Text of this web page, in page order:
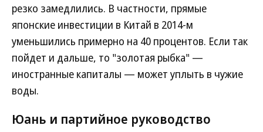
резко замедлились. В частности, прямые
японские инвестиции в Китай в 2014-м
уменьшились примерно на 40 процентов. Если так
пойдет и дальше, то "золотая рыбка" —
иностранные капиталы — может уплыть в чужие
воды.
Юань и партийное руководство